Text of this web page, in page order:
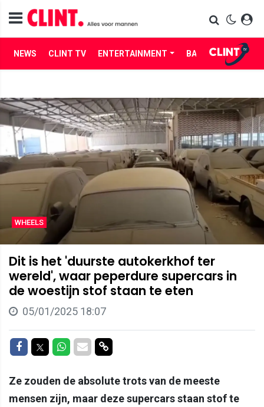
NEWS CLINT TV ENTERTAINMENT BABES LIFE
WHEELS
Dit is het 'duurste autokerkhof ter
wereld', waar peperdure supercars in
de woestijn stof staan te eten
05/01/2025 18:07
Delen op Facebook
Delen op Twitter
Delen op Whatsapp
Delen via Mail
Delen via link
Ze zouden de absolute trots van de meeste
mensen zijn, maar deze supercars staan stof te